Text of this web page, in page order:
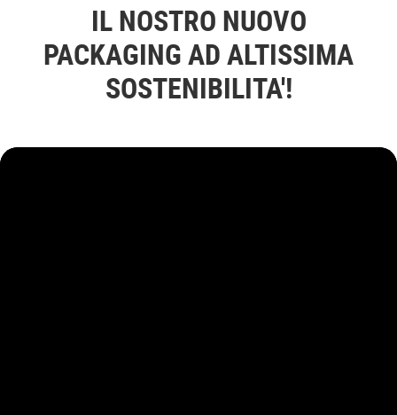
IL NOSTRO NUOVO
PACKAGING AD ALTISSIMA
SOSTENIBILITA'!